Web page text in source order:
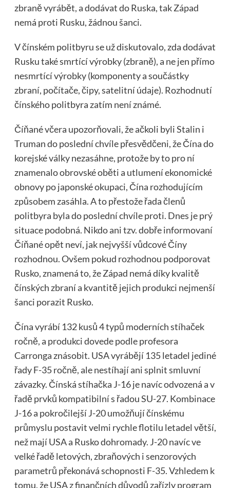
zbraně vyrábět, a dodávat do Ruska, tak Západ
nemá proti Rusku, žádnou šanci.
V čínském politbyru se už diskutovalo, zda dodávat
Rusku také smrtící výrobky (zbraně), a ne jen přímo
nesmrtící výrobky (komponenty a součástky
zbraní, počítače, čipy, satelitní údaje). Rozhodnutí
čínského politbyra zatím není známé.
Číňané včera upozorňovali, že ačkoli byli Stalin i
Truman do poslední chvíle přesvědčeni, že Čína do
korejské války nezasáhne, protože by to pro ní
znamenalo obrovské oběti a utlumení ekonomické
obnovy po japonské okupaci, Čína rozhodujícím
způsobem zasáhla. A to přestože řada členů
politbyra byla do poslední chvíle proti. Dnes je prý
situace podobná. Nikdo ani tzv. dobře informovaní
Číňané opět neví, jak nejvyšší vůdcové Číny
rozhodnou. Ovšem pokud rozhodnou podporovat
Rusko, znamená to, že Západ nemá díky kvalitě
čínských zbraní a kvantitě jejich produkci nejmenší
šanci porazit Rusko.
Čína vyrábí 132 kusů 4 typů moderních stíhaček
ročně, a produkci dovede podle profesora
Carronga znásobit. USA vyrábějí 135 letadel jediné
řady F-35 ročně, ale nestíhají ani splnit smluvní
závazky. Čínská stíhačka J-16 je navíc odvozená a v
řadě prvků kompatibilní s řadou SU-27. Kombinace
J-16 a pokročilejší J-20 umožňují čínskému
průmyslu postavit velmi rychle flotilu letadel větší,
než mají USA a Rusko dohromady. J-20 navíc ve
velké řadě letových, zbraňových i senzorových
parametrů překonává schopnosti F-35. Vzhledem k
tomu, že USA z finančních důvodů zařízly program